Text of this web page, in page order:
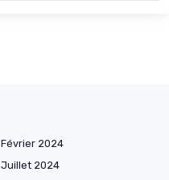
Février 2024
Juillet 2024